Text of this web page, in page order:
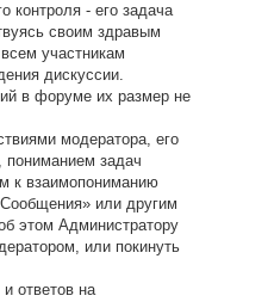
контроля - его задача
своим здравым
участникам
дискуссии.
в форуме их размер не
модератора, его
пониманием задач
к взаимопониманию
или другим
этом Администратору
или покинуть
ответов на